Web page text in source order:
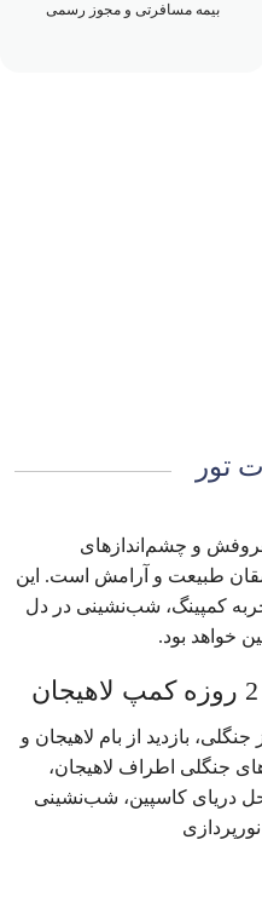
بیمه مسافرتی و مجوز رسمی
تور
و چشم‌اندازهای
طبیعت و آرامش است. این
کمپینگ، شب‌نشینی در دل
خواهد بود.
بازدید از بام لاهیجان و
جنگلی اطراف لاهیجان،
دریای کاسپین، شب‌نشینی